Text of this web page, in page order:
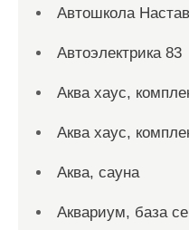
Автошкола
Автоэлектрика 83
Аква хаус,
Аква хаус,
Аква, сауна
Аквариум, база